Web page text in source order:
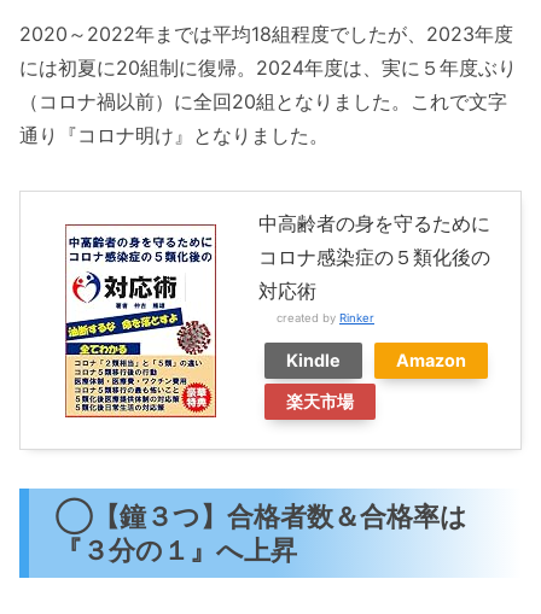
2020～2022年までは平均18組程度でしたが、2023年度
には初夏に20組制に復帰。2024年度は、実に５年度ぶり
（コロナ禍以前）に全回20組となりました。これで文字
通り『コロナ明け』となりました。
中高齢者の身を守るために
コロナ感染症の５類化後の
対応術
created by Rinker
Kindle
Amazon
楽天市場
◯【鐘３つ】合格者数＆合格率は
『３分の１』へ上昇